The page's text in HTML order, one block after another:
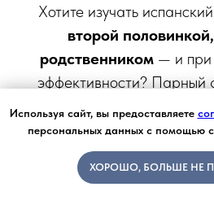
Хотите изучать
второй половинкой,
родственником — и при
эффективности? Парный
идеально:
только для вашей пары.
друг друга на уроках и
домашние задания.
Используя сайт, вы предоставляете
персональных данных с помощью
ХОРОШО, БОЛЬШЕ НЕ